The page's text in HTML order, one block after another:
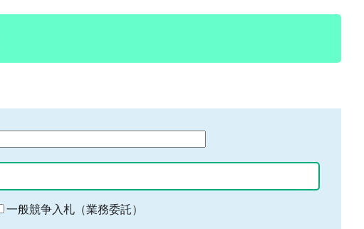
一般競争入札（業務委託）